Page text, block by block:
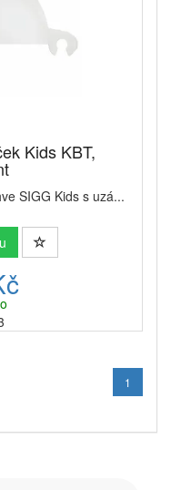
Kids KBT,
SIGG Kids s uzá...
1